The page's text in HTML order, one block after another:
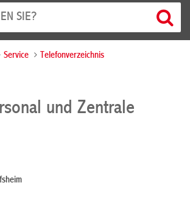
Service Telefonverzeichnis
und Zentrale